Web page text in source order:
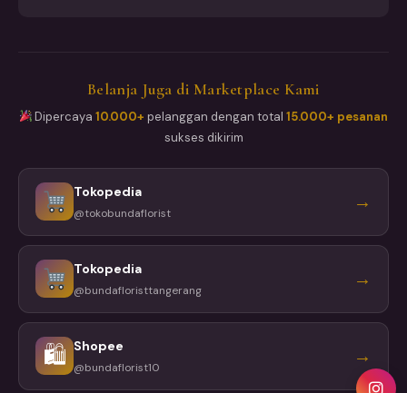
Belanja Juga di Marketplace Kami
Dipercaya10.000+ pelanggan dengan total15.000+ pesanan
sukses dikirim
Tokopedia
@tokobundaflorist →
Tokopedia
@bundafloristtangerang →
🛍 Shopee
@bundaflorist10 →